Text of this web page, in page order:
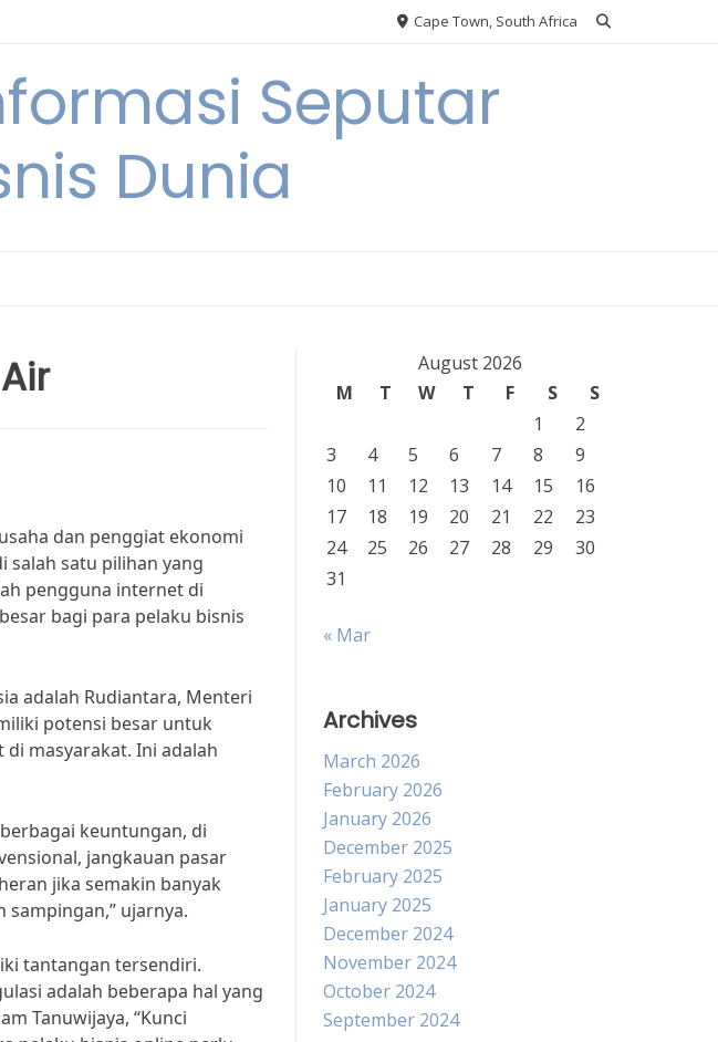
Cape Town, South Africa
Seputar
Dunia
dan penggiat ekonomi
salah satu pilihan yang
pengguna internet di
bagi para pelaku bisnis
adalah Rudiantara, Menteri
potensi besar untuk
masyarakat. Ini adalah
keuntungan, di
jangkauan pasar
jika semakin banyak
ujarnya.
tantangan tersendiri.
adalah beberapa hal yang
Tanuwijaya, “Kunci
August 2026
M
T W T F S
S
1
2
3
4 5 6 7 8
9
10
11 12 13 14 15
16
17
18 19 20 21 22
23
24
25 26 27 28 29
30
31
« Mar
Archives
March 2026
February 2026
January 2026
December 2025
February 2025
January 2025
December 2024
November 2024
October 2024
September 2024